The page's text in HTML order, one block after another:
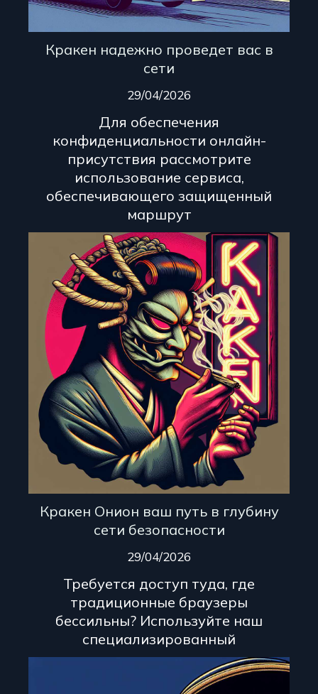
Кракен надежно проведет вас в
сети
29/04/2026
Для обеспечения
конфиденциальности онлайн-
присутствия рассмотрите
использование сервиса,
обеспечивающего защищенный
маршрут
Кракен Онион ваш путь в глубину
сети безопасности
29/04/2026
Требуется доступ туда, где
традиционные браузеры
бессильны? Используйте наш
специализированный